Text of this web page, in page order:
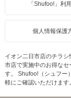
「Shufoo!」利
個人情報保護
イオン二日市店のチラ
市店で実施中のお得な
す。 Shufoo!（シュフー
軽にご確認いただけます